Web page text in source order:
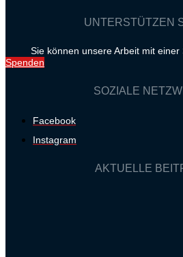
UNTERSTÜTZEN
Sie können unsere Arbeit mit einer
Spenden
SOZIALE
Facebook
Instagram
AKTUELLE